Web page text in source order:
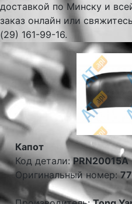
доставкой по Минску и
заказ онлайн или
(29) 161-99-16.
Капот
Код детали:PRN20015A
Оригинальный номер: